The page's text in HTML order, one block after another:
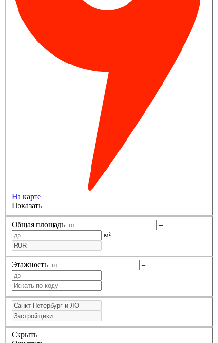
На карте
Показать
Общая площадь
–
м²
Этажность –
Скрыть